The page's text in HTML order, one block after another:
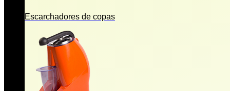
Escarchadores de copas